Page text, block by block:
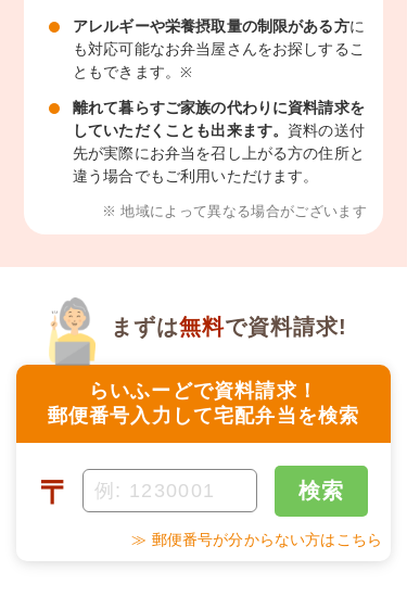
アレルギーや栄養摂取量の制限がある方に
も対応可能なお弁当屋さんをお探しするこ
ともできます。※
離れて暮らすご家族の代わりに資料請求を
していただくことも出来ます。 資料の送付
先が実際にお弁当を召し上がる方の住所と
違う場合でもご利用いただけます。
※ 地域によって異なる場合がございます
らいふーどで資料請求！
郵便番号入力して宅配弁当を検索
まずは無料で資料請求!
〒 検索
≫ 郵便番号が分からない方はこちら